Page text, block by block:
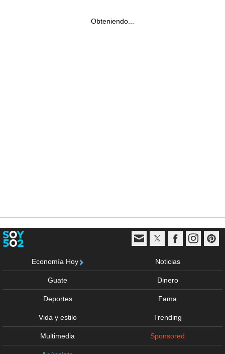
Obteniendo...
Economía Hoy Noticias
Guate Dinero
Deportes Fama
Vida y estilo Trending
Multimedia Sponsored